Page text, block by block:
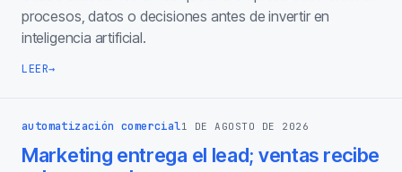
procesos, datos o decisiones antes de invertir en
inteligencia artificial.
LEER→
automatización comercial1 DE AGOSTO DE 2026
Marketing entrega el lead; ventas recibe